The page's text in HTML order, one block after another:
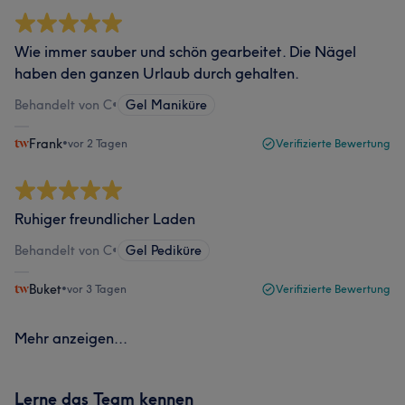
Wie immer sauber und schön gearbeitet. Die Nägel
haben den ganzen Urlaub durch gehalten.
Behandelt von C• Gel Maniküre
Frank•vor 2 Tagen Verifizierte Bewertung
Ruhiger freundlicher Laden
Behandelt von C• Gel Pediküre
Buket•vor 3 Tagen Verifizierte Bewertung
Mehr anzeigen...
Lerne das Team kennen